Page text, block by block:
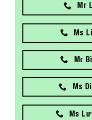
Mr
Ms
Mr
Ms
Ms